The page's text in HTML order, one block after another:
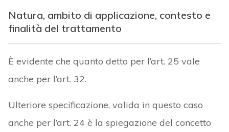
Natura, ambito di applicazione, contesto e
finalità del trattamento
È evidente che quanto detto per l’art. 25 vale
anche per l’art. 32.
Ulteriore specificazione, valida in questo caso
anche per l’art. 24 è la spiegazione del concetto